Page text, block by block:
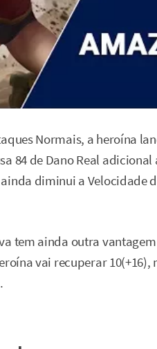
Normais, a heroína
84 de Dano Real
diminui a Velocidade
tem ainda outra
vai recuperar 10(+16),